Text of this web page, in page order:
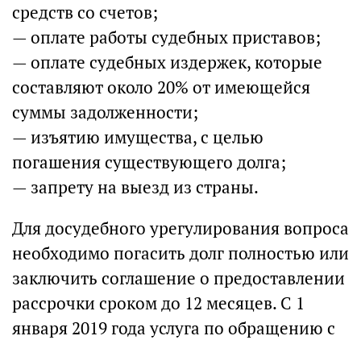
средств со счетов;
— оплате работы судебных приставов;
— оплате судебных издержек, которые
составляют около 20% от имеющейся
суммы задолженности;
— изъятию имущества, с целью
погашения существующего долга;
— запрету на выезд из страны.
Для досудебного урегулирования вопроса
необходимо погасить долг полностью или
заключить соглашение о предоставлении
рассрочки сроком до 12 месяцев. С 1
января 2019 года услуга по обращению с